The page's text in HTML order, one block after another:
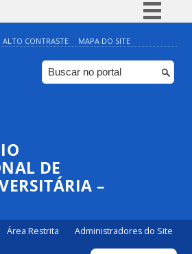
Simplifique!
Comunica BR
Participe
ALTO CONTRASTE MAPA DO SITE
DE
–
Área Restrita Administradores do Site